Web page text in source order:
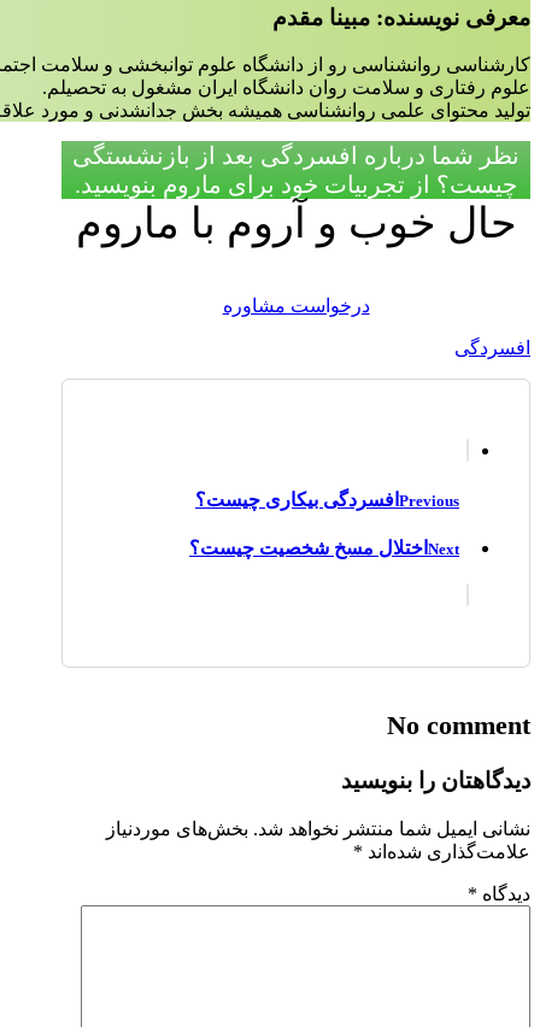
معرفی نویسنده: مبینا مقدم
کارشناسی روانشناسی رو از دانشگاه علوم توانبخشی و سلامت
علوم رفتاری و سلامت روان دانشگاه ایران مشغول به تحصیلم.
تولید محتوای علمی روانشناسی همیشه بخش جدانشدنی و مورد
نظر شما درباره افسردگی بعد از بازنشستگی
چیست؟ از تجربیات خود برای ماروم بنویسید.
حال خوب و آروم با ماروم
درخواست مشاوره
افسردگی
Previous افسردگی بیکاری چیست؟
Next اختلال مسخ شخصیت چیست؟
No comment
دیدگاهتان را بنویسید
نشانی ایمیل شما منتشر نخواهد شد. بخش‌های موردنیاز
علامت‌گذاری شده‌اند *
دیدگاه *